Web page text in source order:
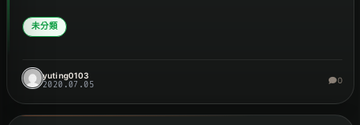
未分類
yuting0103
2020.07.05
0